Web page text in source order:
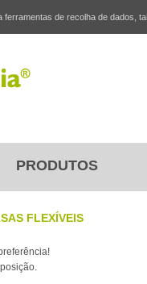
ferramentas de recolha de dados,
PRODUTOS
FLEXÍVEIS